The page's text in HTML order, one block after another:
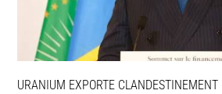
URANIUM EXPORTE